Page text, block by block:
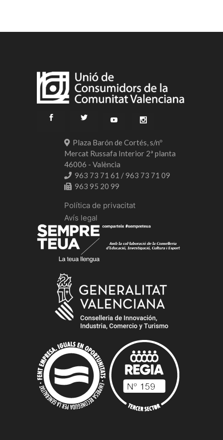
Plaza Barón de Cortés, s/nº
Mercat Russafa Interior 2ª planta
46006 - València
963 73 71 61 / 963 73 71 09
963 95 20 99
Política de privacitat
Avís legal